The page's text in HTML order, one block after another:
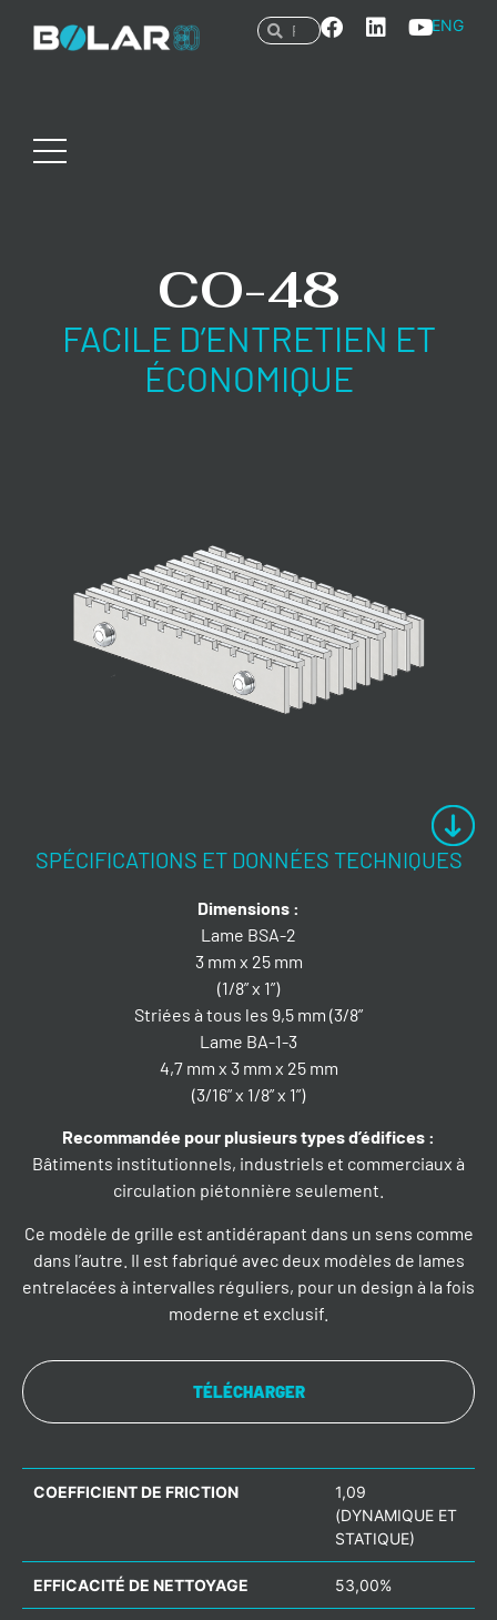
ENG
CO-48
FACILE D’ENTRETIEN ET
ÉCONOMIQUE
SPÉCIFICATIONS ET DONNÉES TECHNIQUES
Dimensions :
Lame BSA-2
3 mm x 25 mm
(1/8” x 1”)
Striées à tous les 9,5 mm (3/8”
Lame BA-1-3
4,7 mm x 3 mm x 25 mm
(3/16” x 1/8” x 1”)
Recommandée pour plusieurs types d’édifices :
Bâtiments institutionnels, industriels et commerciaux à
circulation piétonnière seulement.
Ce modèle de grille est antidérapant dans un sens comme
dans l’autre. Il est fabriqué avec deux modèles de lames
entrelacées à intervalles réguliers, pour un design à la fois
moderne et exclusif.
TÉLÉCHARGER
COEFFICIENT DE FRICTION
1,09
(DYNAMIQUE ET
STATIQUE)
EFFICACITÉ DE NETTOYAGE 53,00%